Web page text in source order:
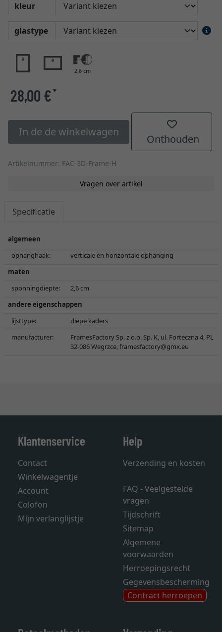
kleur
glastype
2,6 cm
28,00 €*
In de de winkelwagen
Onthouden
Artikelnummer: FAC-3D-Frame-H
Vragen over artikel
Specificatie
algemeen
ophanghaak:
verticale en horizontale ophanging
maten
sponningdiepte:
2,6 cm
andere eigenschappen
lijsttype:
diepe kaders
manufacturer:
FramesFactory Sp. z o.o. Sp. K, ul. Forteczna 4, PL
32-086 Wegrzce,framesfactory@gmx.eu
Klantenservice
Contact
Winkelwagentje
Account
Colofon
Mijn verlanglijstje
Help
Verzending en kosten
FAQ - Veelgestelde
vragen
Tijdschrift
Sitemap
Algemene
voorwaarden
Herroepingsrecht
Gegevensbescherming
Contract herroepen